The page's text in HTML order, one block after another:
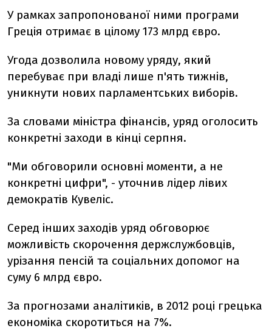
У рамках запропонованої ними програми
Греція отримає в цілому 173 млрд євро.
Угода дозволила новому уряду, який
перебуває при владі лише п'ять тижнів,
уникнути нових парламентських виборів.
За словами міністра фінансів, уряд оголосить
конкретні заходи в кінці серпня.
"Ми обговорили основні моменти, а не
конкретні цифри", - уточнив лідер лівих
демократів Кувеліс.
Серед інших заходів уряд обговорює
можливість скорочення держслужбовців,
урізання пенсій та соціальних допомог на
суму 6 млрд євро.
За прогнозами аналітиків, в 2012 році грецька
економіка скоротиться на 7%.